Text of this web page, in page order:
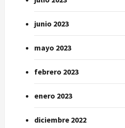
junio 2023
mayo 2023
febrero 2023
enero 2023
diciembre 2022